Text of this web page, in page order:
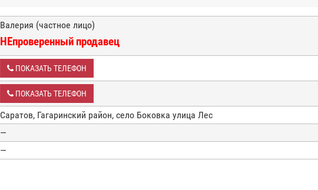
Валерия (частное лицо)
НЕпроверенный продавец
ПОКАЗАТЬ ТЕЛЕФОН
ПОКАЗАТЬ ТЕЛЕФОН
Саратов, Гагаринский район, село Боковка улица Лес
—
—